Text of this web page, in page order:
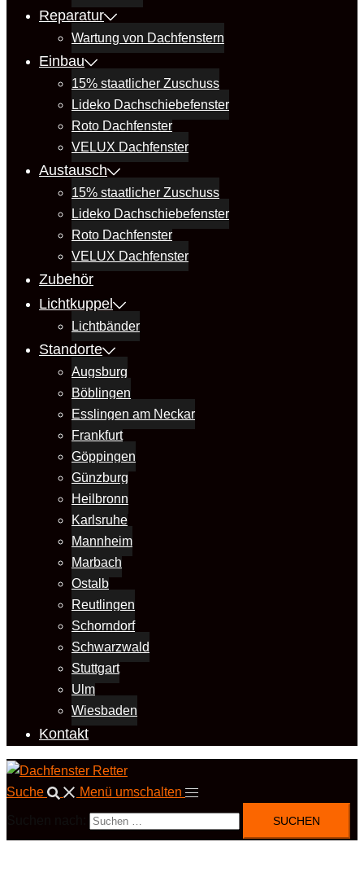
Reparatur
Wartung von Dachfenstern
Einbau
15% staatlicher Zuschuss
Lideko Dachschiebefenster
Roto Dachfenster
VELUX Dachfenster
Austausch
15% staatlicher Zuschuss
Lideko Dachschiebefenster
Roto Dachfenster
VELUX Dachfenster
Zubehör
Lichtkuppel
Lichtbänder
Standorte
Augsburg
Böblingen
Esslingen am Neckar
Frankfurt
Göppingen
Günzburg
Heilbronn
Karlsruhe
Mannheim
Marbach
Ostalb
Reutlingen
Schorndorf
Schwarzwald
Stuttgart
Ulm
Wiesbaden
Kontakt
Suche Menü umschalten